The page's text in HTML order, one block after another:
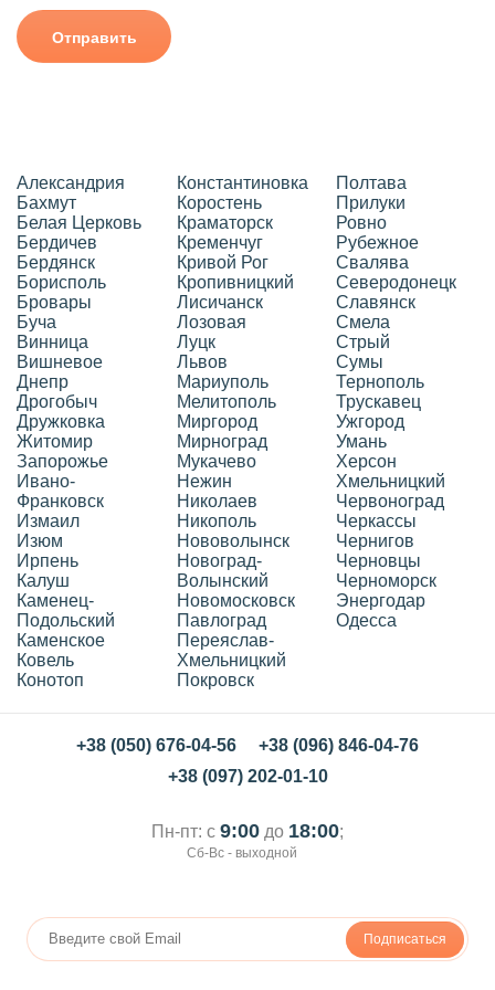
Отправить
Александрия
Бахмут
Белая Церковь
Бердичев
Бердянск
Борисполь
Бровары
Буча
Винница
Вишневое
Днепр
Дрогобыч
Дружковка
Житомир
Запорожье
Ивано-
Франковск
Измаил
Изюм
Ирпень
Калуш
Каменец-
Подольский
Каменское
Ковель
Конотоп
Константиновка
Коростень
Краматорск
Кременчуг
Кривой Рог
Кропивницкий
Лисичанск
Лозовая
Луцк
Львов
Мариуполь
Мелитополь
Миргород
Мирноград
Мукачево
Нежин
Николаев
Никополь
Нововолынск
Новоград-
Волынский
Новомосковск
Павлоград
Переяслав-
Хмельницкий
Покровск
Полтава
Прилуки
Ровно
Рубежное
Свалява
Северодонецк
Славянск
Смела
Стрый
Сумы
Тернополь
Трускавец
Ужгород
Умань
Херсон
Хмельницкий
Червоноград
Черкассы
Чернигов
Черновцы
Черноморск
Энергодар
Одесса
+38 (050) 676-04-56
+38 (096) 846-04-76
+38 (097) 202-01-10
Пн-пт: с 9:00 до 18:00;
Сб-Вс - выходной
Подписаться